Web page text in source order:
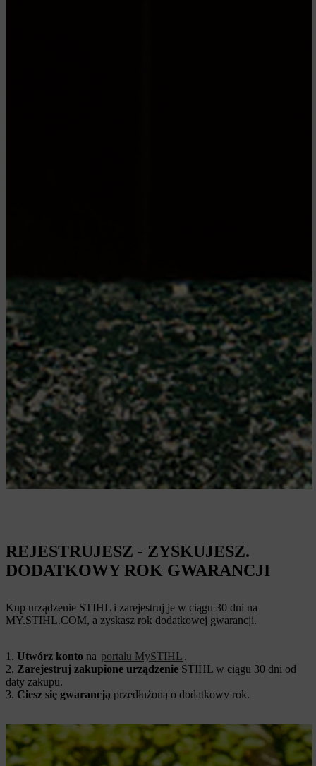
REJESTRUJESZ - ZYSKUJESZ.
DODATKOWY ROK GWARANCJI
Kup urządzenie STIHL i zarejestruj je w ciągu 30 dni na
MY.STIHL.COM, a zyskasz rok dodatkowej gwarancji.
1. Utwórz konto na portalu MySTIHL .
2. Zarejestruj zakupione urządzenie STIHL w ciągu 30 dni od
daty zakupu.
3. Ciesz się gwarancją przedłużoną o dodatkowy rok.